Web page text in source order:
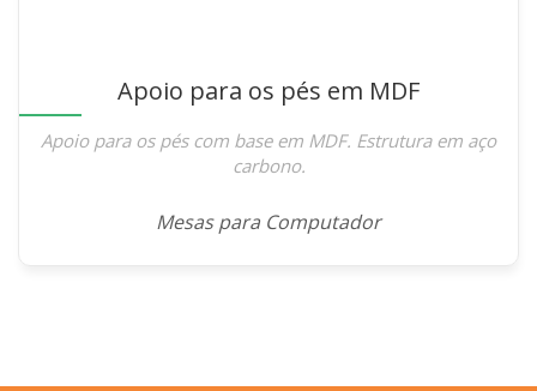
Apoio para os pés em MDF
Apoio para os pés com base em MDF. Estrutura em aço
carbono.
Mesas para Computador